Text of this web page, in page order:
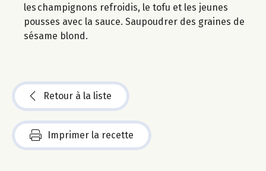
les champignons refroidis, le tofu et les jeunes
pousses avec la sauce. Saupoudrer des graines de
sésame blond.
Retour à la liste
Imprimer la recette